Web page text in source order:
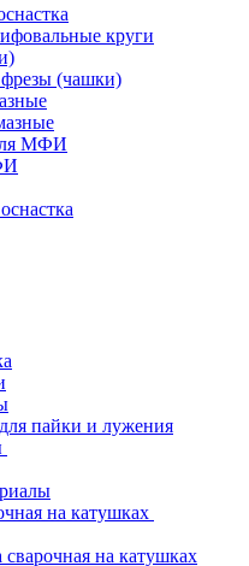
круги
(чашки)
МФИ
пайки и лужения
на катушках
на катушках